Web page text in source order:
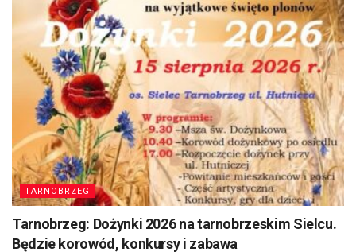
TARNOBRZEG
Tarnobrzeg: Dożynki 2026 na tarnobrzeskim Sielcu.
Będzie korowód, konkursy i zabawa